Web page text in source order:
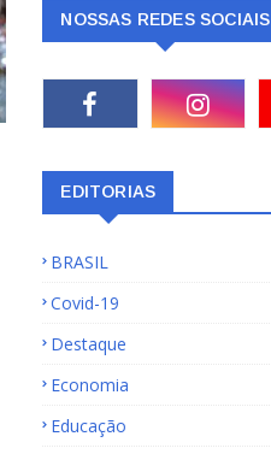
NOSSAS REDES SOCIAIS
EDITORIAS
BRASIL
Covid-19
Destaque
Economia
Educação